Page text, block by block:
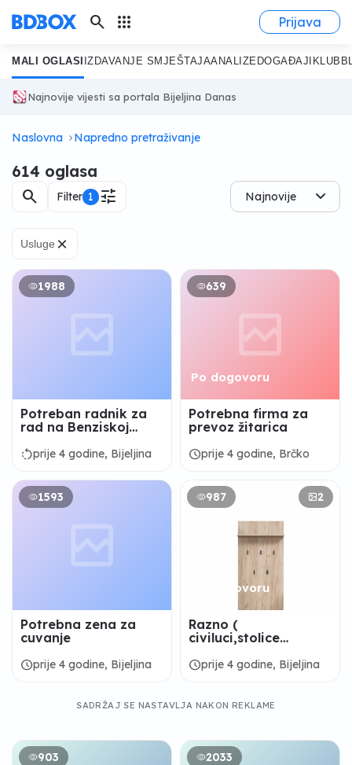
search apps Prijava
MALI OGLASI IZDAVANJE SMJEŠTAJAANALIZE DOGAĐAJI KLUB
Najnovije vijesti sa portala Bijeljina Danas
Naslovna Napredno pretraživanje
614 oglasa
search Filter 1 tune Najnovije
Usluge ×
1988
Potreban radnik za
rad na Benziskoj
rotate_leftprije 4 godine, Bijeljina
639
Po dogovoru
Potrebna firma za
prevoz žitarica
scheduleprije 4 godine, Brčko
1593
Potrebna zena za
cuvanje
scheduleprije 4 godine, Bijeljina
987 2
Po dogovoru
Razno (
civiluci,stolice
scheduleprije 4 godine, Bijeljina
SADRŽAJ SE NASTAVLJA NAKON REKLAME
903 2033